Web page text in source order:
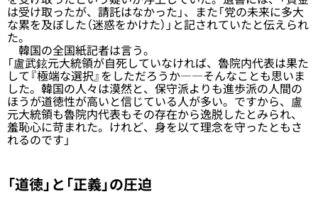
は受け取ったが、請託はなかった」、また「党の未来に多大
な累を及ぼした（迷惑をかけた）」と記されていたと伝えられ
た。
韓国の全国紙記者は言う。
「盧武鉉元大統領が自死していなければ、魯院内代表は果た
して『極端な選択』をしただろうか――そんなことも思いま
した。韓国の人々は漠然と、保守派よりも進歩派の人間の
ほうが道徳性が高いと信じている人が多い。ですから、盧
元大統領も魯院内代表もその存在から逸脱したとみられ、
羞恥心に苛まれた。けれど、身を以て理念を守ったともさ
れるのです」
「道徳」と「正義」の圧迫